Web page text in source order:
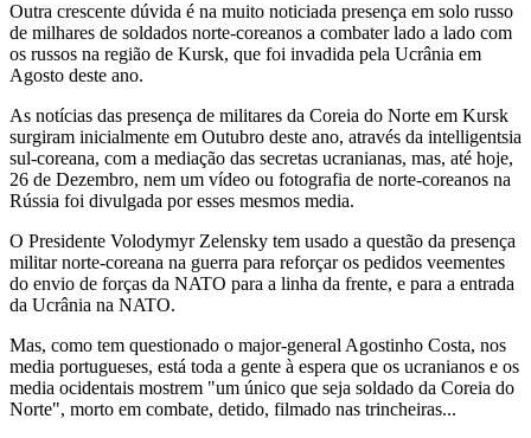
Outra crescente dúvida é na muito noticiada presença em solo russo
de milhares de soldados norte-coreanos a combater lado a lado com
os russos na região de Kursk, que foi invadida pela Ucrânia em
Agosto deste ano.
As notícias das presença de militares da Coreia do Norte em Kursk
surgiram inicialmente em Outubro deste ano, através da intelligentsia
sul-coreana, com a mediação das secretas ucranianas, mas, até hoje,
26 de Dezembro, nem um vídeo ou fotografia de norte-coreanos na
Rússia foi divulgada por esses mesmos media.
O Presidente Volodymyr Zelensky tem usado a questão da presença
militar norte-coreana na guerra para reforçar os pedidos veementes
do envio de forças da NATO para a linha da frente, e para a entrada
da Ucrânia na NATO.
Mas, como tem questionado o major-general Agostinho Costa, nos
media portugueses, está toda a gente à espera que os ucranianos e os
media ocidentais mostrem "um único que seja soldado da Coreia do
Norte", morto em combate, detido, filmado nas trincheiras...